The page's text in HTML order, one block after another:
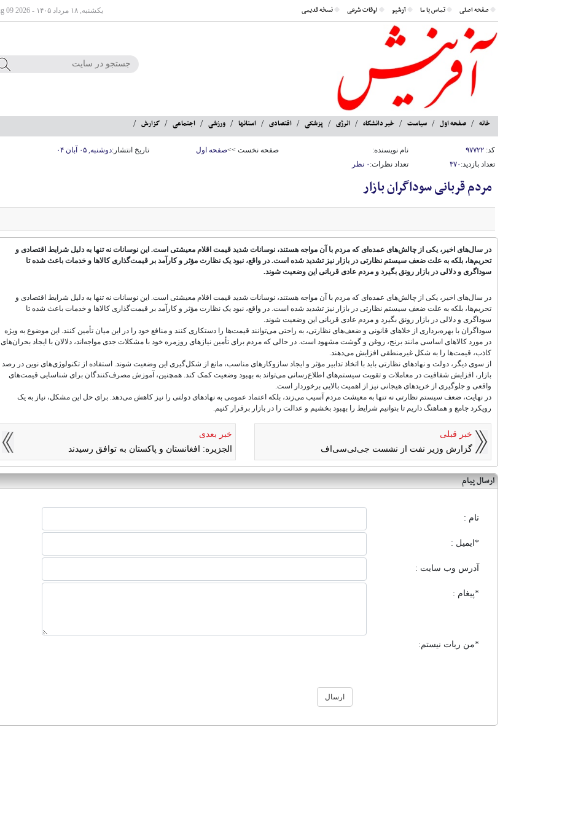
صفحه اصلی تماس با ما آرشیو اوقات شرعی نسخه قدیمی یکشنبه, ۱۸ مرداد ۱۴۰۵ - Aug 09 2026
خانه صفحه اول سیاست خبر دانشگاه انرژی پزشکی اقتصادی استانها ورزشی اجتماعی گزارش
کد: نام نویسنده: صفحه نخست >>صفحه اول تاریخ انتشار:دوشنبه, ۰۵ آبان ۰۴
تعداد بازدید: ۳۷۰ تعداد نظرات: ۰ نظر
مردم قربانی سوداگران بازار
در سال‌های اخیر، یکی از چالش‌های عمده‌ای که مردم با آن مواجه هستند، نوسانات شدید قیمت اقلام معیشتی است. این نوسانات نه تنها به دلیل شرایط اقتصادی و
تحریم‌ها، بلکه به علت ضعف سیستم نظارتی در بازار نیز تشدید شده است. در واقع، نبود یک نظارت مؤثر و کارآمد بر قیمت‌گذاری کالاها و خدمات باعث شده تا
سوداگری و دلالی در بازار رونق بگیرد و مردم عادی قربانی این وضعیت شوند.
در سال‌های اخیر، یکی از چالش‌های عمده‌ای که مردم با آن مواجه هستند، نوسانات شدید قیمت اقلام معیشتی است. این نوسانات نه تنها به دلیل شرایط اقتصادی و
تحریم‌ها، بلکه به علت ضعف سیستم نظارتی در بازار نیز تشدید شده است. در واقع، نبود یک نظارت مؤثر و کارآمد بر قیمت‌گذاری کالاها و خدمات باعث شده تا
سوداگری و دلالی در بازار رونق بگیرد و مردم عادی قربانی این وضعیت شوند.
سوداگران با بهره‌برداری از خلاهای قانونی و ضعف‌های نظارتی، به راحتی می‌توانند قیمت‌ها را دستکاری کنند و منافع خود را در این میان تأمین کنند. این موضوع به ویژه
در مورد کالاهای اساسی مانند برنج، روغن و گوشت مشهود است. در حالی که مردم برای تأمین نیازهای روزمره خود با مشکلات جدی مواجه‌اند، دلالان با ایجاد بحران‌های
کاذب، قیمت‌ها را به شکل غیرمنطقی افزایش می‌دهند.
از سوی دیگر، دولت و نهادهای نظارتی باید با اتخاذ تدابیر مؤثر و ایجاد سازوکارهای مناسب، مانع از شکل‌گیری این وضعیت شوند. استفاده از تکنولوژی‌های نوین در رصد
بازار، افزایش شفافیت در معاملات و تقویت سیستم‌های اطلاع‌رسانی می‌تواند به بهبود وضعیت کمک کند. همچنین، آموزش مصرف‌کنندگان برای شناسایی قیمت‌های
واقعی و جلوگیری از خریدهای هیجانی نیز از اهمیت بالایی برخوردار است.
در نهایت، ضعف سیستم نظارتی نه تنها به معیشت مردم آسیب می‌زند، بلکه اعتماد عمومی به نهادهای دولتی را نیز کاهش می‌دهد. برای حل این مشکل، نیاز به یک
رویکرد جامع و هماهنگ داریم تا بتوانیم شرایط را بهبود بخشیم و عدالت را در بازار برقرار کنیم.
خبر قبلی
گزارش وزیر نفت از نشست جی‌ئی‌سی‌اف
خبر بعدی
الجزیره: افغانستان و پاکستان به توافق رسیدند
ارسال پیام
نام :
*ایمیل :
آدرس وب سایت :
*پیغام :
*من ربات نیستم:
ارسال